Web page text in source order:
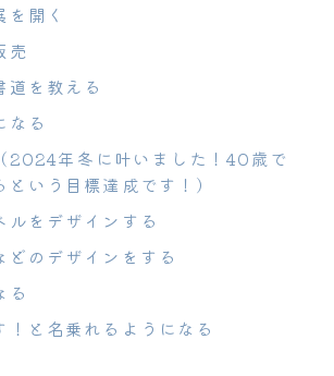
を開く
売
道を教える
なる
（2024年冬に叶いました！40歳で
という目標達成です！）
ルをデザインする
どのデザインをする
る
！と名乗れるようになる